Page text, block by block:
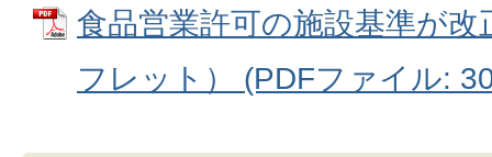
食品営業許可の施設基準が
フレット） (PDFファイル: